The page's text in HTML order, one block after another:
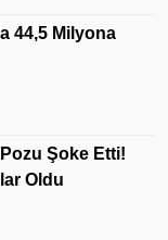
44,5 Milyona
Şoke Etti!
Oldu